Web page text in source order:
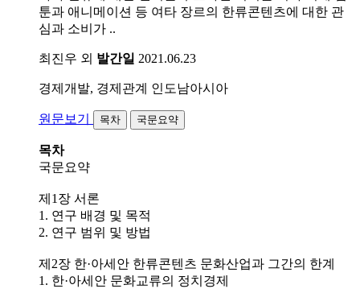
툰과 애니메이션 등 여타 장르의 한류콘텐츠에 대한 관
심과 소비가 ..
최진우 외 발간일 2021.06.23
경제개발, 경제관계 인도남아시아
원문보기 목차 국문요약
목차
국문요약
제1장 서론
1. 연구 배경 및 목적
2. 연구 범위 및 방법
제2장 한·아세안 한류콘텐츠 문화산업과 그간의 한계
1. 한·아세안 문화교류의 정치경제